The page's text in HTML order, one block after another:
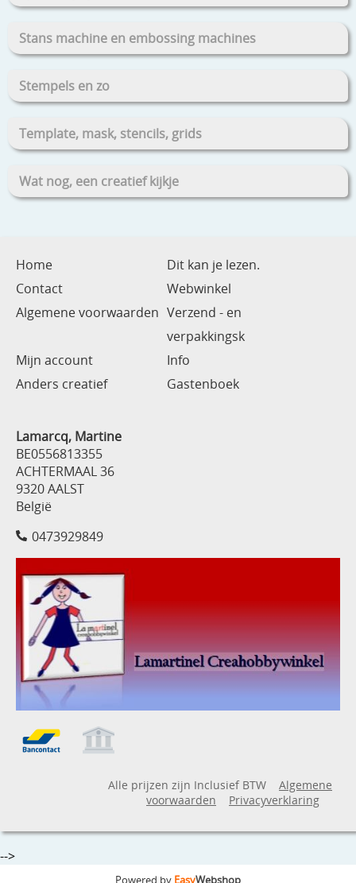
Stans machine en embossing machines
Stempels en zo
Template, mask, stencils, grids
Wat nog, een creatief kijkje
Home
Dit kan je lezen.
Contact
Webwinkel
Algemene voorwaarden Verzend - en
verpakkingsk
Mijn account
Info
Anders creatief
Gastenboek
Lamarcq, Martine
BE0556813355
ACHTERMAAL 36
9320 AALST
België
0473929849
Alle prijzen zijn Inclusief BTW
Algemene
voorwaarden
Privacyverklaring
-->
Powered by EasyWebshop